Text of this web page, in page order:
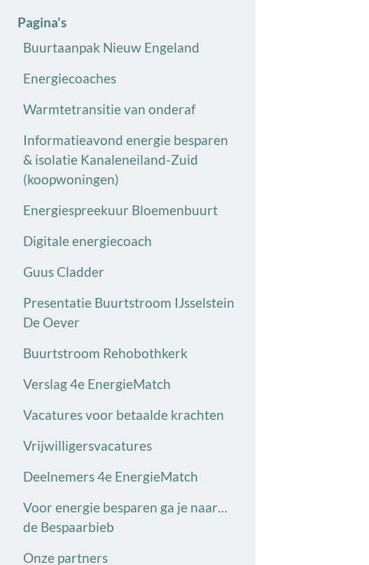
Pagina's
Buurtaanpak Nieuw Engeland
Energiecoaches
Warmtetransitie van onderaf
Informatieavond energie besparen
& isolatie Kanaleneiland-Zuid
(koopwoningen)
Energiespreekuur Bloemenbuurt
Digitale energiecoach
Guus Cladder
Presentatie Buurtstroom IJsselstein
De Oever
Buurtstroom Rehobothkerk
Verslag 4e EnergieMatch
Vacatures voor betaalde krachten
Vrijwilligersvacatures
Deelnemers 4e EnergieMatch
Voor energie besparen ga je naar…
de Bespaarbieb
Onze partners